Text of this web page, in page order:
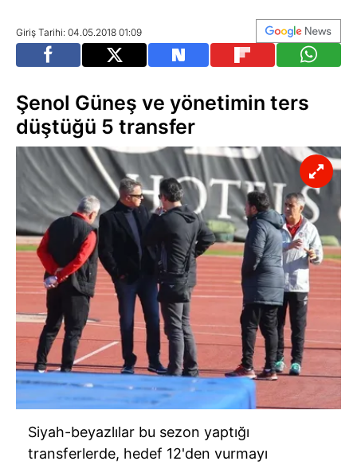
Giriş Tarihi: 04.05.2018 01:09
Şenol Güneş ve yönetimin ters
düştüğü 5 transfer
Siyah-beyazlılar bu sezon yaptığı
transferlerde, hedef 12'den vurmayı